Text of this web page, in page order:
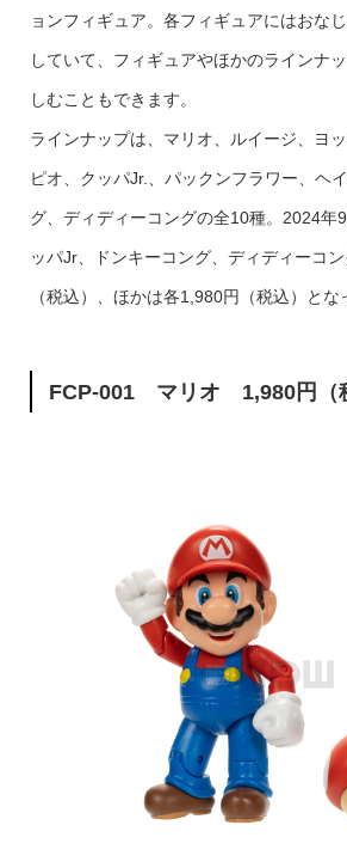
ョンフィギュア。各フィギュアにはおな
していて、フィギュアやほかのラインナ
しむこともできます。
ラインナップは、マリオ、ルイージ、ヨ
ピオ、クッパJr.、パックンフラワー、ヘ
グ、ディディーコングの全10種。2024年
ッパJr、ドンキーコング、ディディーコ
（税込）、ほかは各1,980円（税込）とな
FCP-001 マリオ 1,980円（